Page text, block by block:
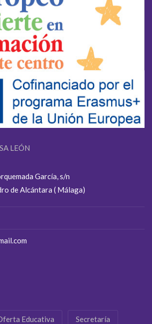
LEÓN
García, s/n
de Alcántara ( Málaga)
Educativa Secretaría